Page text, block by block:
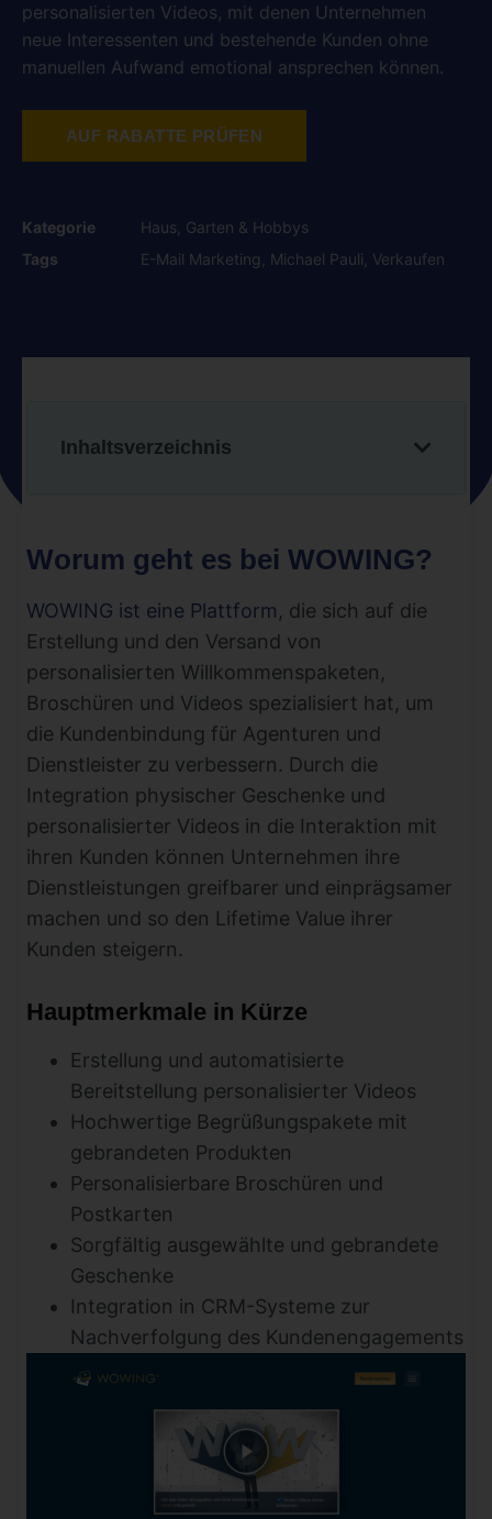
personalisierten Videos, mit denen Unternehmen
neue Interessenten und bestehende Kunden ohne
manuellen Aufwand emotional ansprechen können.
AUF RABATTE PRÜFEN
Kategorie
Haus, Garten & Hobbys
Tags
E-Mail Marketing Michael Pauli Verkaufen
Inhaltsverzeichnis
Worum geht es bei WOWING?
WOWING ist eine Plattform, die sich auf die
Erstellung und den Versand von
personalisierten Willkommenspaketen,
Broschüren und Videos spezialisiert hat, um
die Kundenbindung für Agenturen und
Dienstleister zu verbessern. Durch die
Integration physischer Geschenke und
personalisierter Videos in die Interaktion mit
ihren Kunden können Unternehmen ihre
Dienstleistungen greifbarer und einprägsamer
machen und so den Lifetime Value ihrer
Kunden steigern.
Hauptmerkmale in Kürze
Erstellung und automatisierte
Bereitstellung personalisierter Videos
Hochwertige Begrüßungspakete mit
gebrandeten Produkten
Personalisierbare Broschüren und
Postkarten
Sorgfältig ausgewählte und gebrandete
Geschenke
Integration in CRM-Systeme zur
Nachverfolgung des Kundenengagements